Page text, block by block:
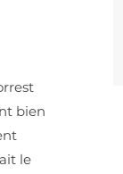
bien
le